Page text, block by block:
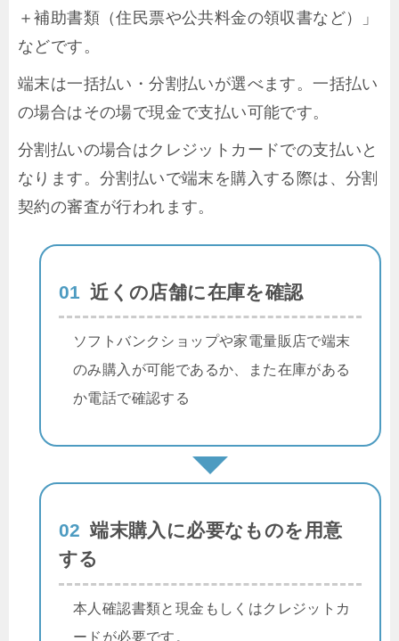
＋補助書類（住民票や公共料金の領収書など）」
などです。
端末は一括払い・分割払いが選べます。一括払い
の場合はその場で現金で支払い可能です。
分割払いの場合はクレジットカードでの支払いと
なります。分割払いで端末を購入する際は、分割
契約の審査が行われます。
01 近くの店舗に在庫を確認
ソフトバンクショップや家電量販店で端末
のみ購入が可能であるか、また在庫がある
か電話で確認する
02 端末購入に必要なものを用意
する
本人確認書類と現金もしくはクレジットカ
ードが必要です。